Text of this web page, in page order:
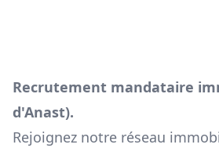
Recrutement mandataire
d'Anast).
Rejoignez notre réseau